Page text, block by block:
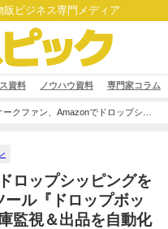
販ビジネス専門メディア
資料 ノウハウ資料 専門家コラム
ークファン、Amazonでドロップシッ
ロップシッピングを
ル『ドロップボッ
監視＆出品を自動化